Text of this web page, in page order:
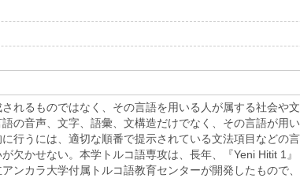
れるものではなく、その言語を用いる人が属する社会や
の音声、文字、語彙、文構造だけでなく、その言語が用
行うには、適切な順番で提示されている文法項目などの
欠かせない。本学トルコ語専攻は、長年、『Yeni Hitit 1
ンカラ大学付属トルコ語教育センターが開発したもので